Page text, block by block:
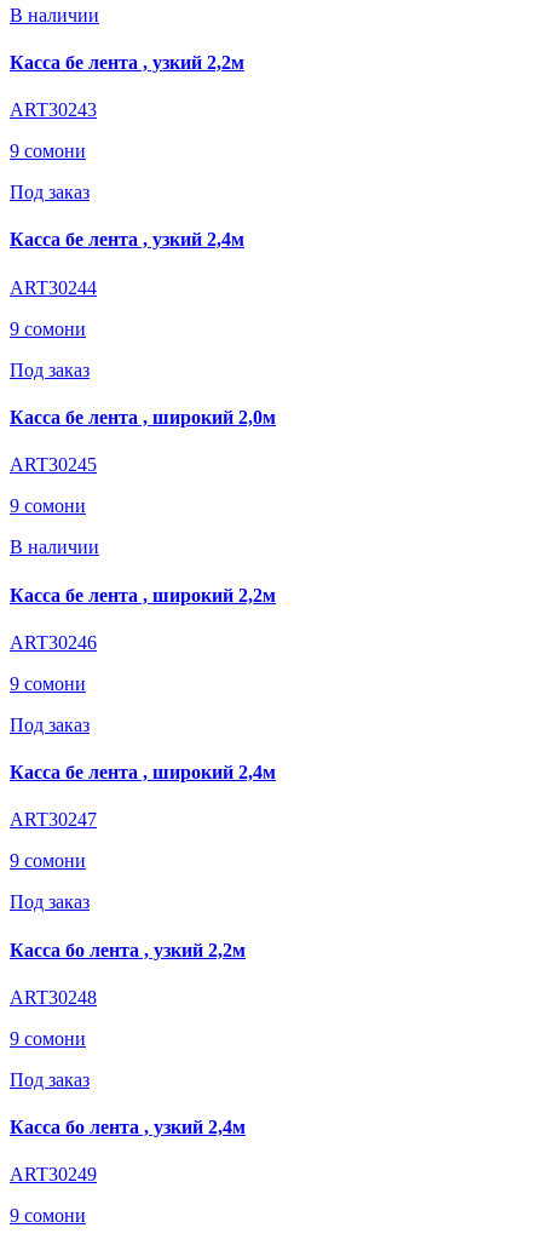
В наличии
Касса бе лента , узкий 2,2м
ART30243
9 сомони
Под заказ
Касса бе лента , узкий 2,4м
ART30244
9 сомони
Под заказ
Касса бе лента , широкий 2,0м
ART30245
9 сомони
В наличии
Касса бе лента , широкий 2,2м
ART30246
9 сомони
Под заказ
Касса бе лента , широкий 2,4м
ART30247
9 сомони
Под заказ
Касса бо лента , узкий 2,2м
ART30248
9 сомони
Под заказ
Касса бо лента , узкий 2,4м
ART30249
9 сомони